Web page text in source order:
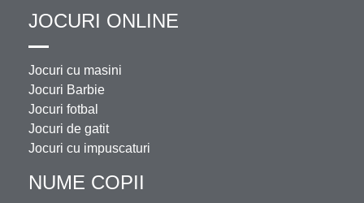
JOCURI ONLINE
Jocuri cu masini
Jocuri Barbie
Jocuri fotbal
Jocuri de gatit
Jocuri cu impuscaturi
NUME COPII